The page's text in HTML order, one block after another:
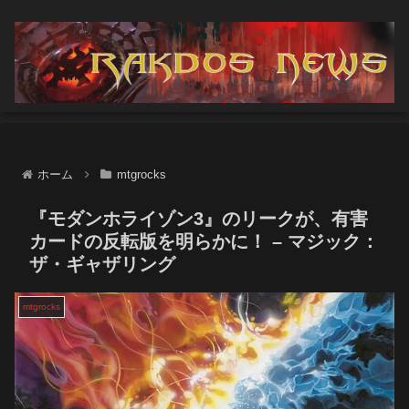
ホーム mtgrocks
『モダンホライゾン3』のリークが、有害
カードの反転版を明らかに！ – マジック：
ザ・ギャザリング
mtgrocks